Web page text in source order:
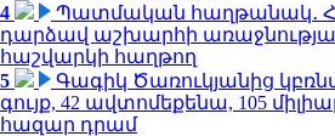
4
Պատմական հաղթանակ․
դարձավ աշխարհի
հաշվարկի հաղթող
5
Գագիկ Ծառուկյանից
գույք, 42 ավտոմեքենա, 105
հազար դրամ